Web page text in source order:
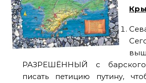
РАЗРЕШЁННЫЙ с
писать петицию путину,